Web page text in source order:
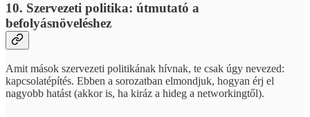
10. Szervezeti politika: útmutató a
befolyásnöveléshez
Amit mások szervezeti politikának hívnak, te csak úgy nevezed:
kapcsolatépítés. Ebben a sorozatban elmondjuk, hogyan érj el
nagyobb hatást (akkor is, ha kiráz a hideg a networkingtől).